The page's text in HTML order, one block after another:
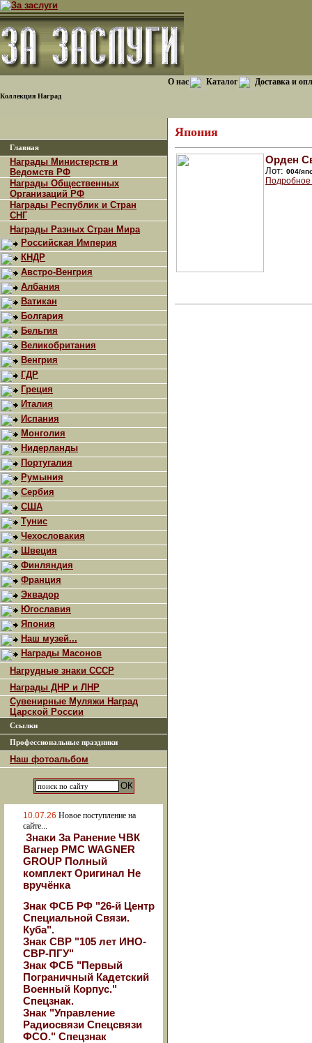
Коллекция Наград
О нас Каталог Доставка и
Главная
Награды Министерств и
Ведомств РФ
Награды Общественных
Организаций РФ
Награды Республик и Стран
СНГ
Награды Разных Стран Мира
Российская Империя
КНДР
Австро-Венгрия
Албания
Ватикан
Болгария
Бельгия
Великобритания
Венгрия
ГДР
Греция
Италия
Испания
Монголия
Нидерланды
Португалия
Румыния
Сербия
США
Тунис
Чехословакия
Швеция
Финляндия
Франция
Эквадор
Югославия
Япония
Наш музей...
Награды Масонов
Нагрудные знаки СССР
Награды ДНР и ЛНР
Сувенирные Муляжи Наград
Царской России
Ссылки
Профессиональные праздники
Наш фотоальбом
10.07.26 Новое поступление на
сайте...
Знаки За Ранение ЧВК
Вагнер РМС WAGNER
GROUP Полный
комплект Оригинал Не
вручёнка
Знак ФСБ РФ "26-й Центр
Специальной Связи.
Куба".
Знак СВР "105 лет ИНО-
СВР-ПГУ"
Знак ФСБ "Первый
Пограничный Кадетский
Военный Корпус."
Спецзнак.
Знак "Управление
Радиосвязи Спецсвязи
ФСО." Спецзнак
Япония
Орден
Лот: 004/